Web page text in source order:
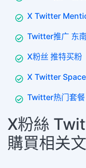
X Twitter
Twitter推广 东
X粉丝 推特买粉
X Twitter
Twitter热门套餐
X粉絲
購買相关